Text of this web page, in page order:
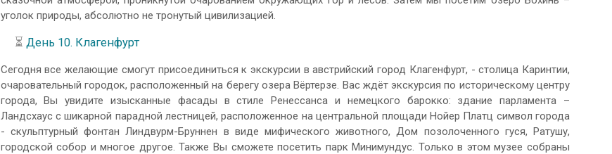
уголок природы, абсолютно не тронутый цивилизацией.
⏳ День 10. Клагенфурт
Сегодня все желающие смогут присоединиться к экскурсии в австрийский город Клагенфурт, - столица Каринтии,
очаровательный городок, расположенный на берегу озера Вёртерзе. Вас ждёт экскурсия по историческому центру
города, Вы увидите изысканные фасады в стиле Ренессанса и немецкого барокко: здание парламента –
Ландсхаус с шикарной парадной лестницей, расположенное на центральной площади Нойер Платц символ города
- скульптурный фонтан Линдвурм-Бруннен в виде мифического животного, Дом позолоченного гуся, Ратушу,
городской собор и многое другое. Также Вы сможете посетить парк Минимундус. Только в этом музее собраны